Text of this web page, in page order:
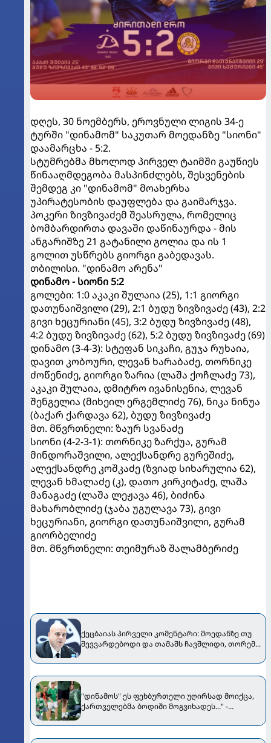
დღეს, 30 ნოემბერს, ეროვნული ლიგის 34-ე
ტურში "დინამომ" საკუთარ მოედანზე "სიონი"
დაამარცხა - 5:2.
სტუმრებმა მხოლოდ პირველ ტაიმში გაუწიეს
წინააღმდეგობა მასპინძლებს, შესვენების
შემდეგ კი "დინამომ" მოახერხა
უპირატესობის დაუფლება და გაიმარჯვა.
პოკერი ზივზივაძემ შეასრულა, რომელიც
ბომბარდირთა დავაში დაწინაურდა - მის
ანგარიშზე 21 გატანილი გოლია და ის 1
გოლით უსწრებს გიორგი გაბედავას.
თბილისი. "დინამო არენა"
დინამო - სიონი 5:2
გოლები: 1:0 აკაკი შულაია (25), 1:1 გიორგი
დათუნაიშვილი (29), 2:1 ბუდუ ზივზივაძე (43), 2:2
გივი ხეცურიანი (45), 3:2 ბუდუ ზივზივაძე (48),
4:2 ბუდუ ზივზივაძე (62), 5:2 ბუდუ ზივზივაძე (69)
დინამო (3-4-3): სტეფან სიკაჩი, გუჯა რუხაია,
დავით კობოური, ლევან ხარაბაძე, თორნიკე
ძოწენიძე, გიორგი ზარია (ლაშა ქოჩლაძე 73),
აკაკი შულაია, დმიტრო ივანისენია, ლევან
შენგელია (მიხეილ ერგემლიძე 76), ნიკა ნინუა
(ბაქარ ქარდავა 62), ბუდუ ზივზივაძე
მთ. მწვრთნელი: ზაურ სვანაძე
სიონი (4-2-3-1): თორნიკე ზარქუა, გურამ
მინდორაშვილი, ალექსანდრე გურეშიძე,
ალექსანდრე კოშკაძე (ზვიად სიხარულია 62),
ლევან ხმალაძე (კ), დათო კირკიტაძე, ლაშა
მანაგაძე (ლაშა ლეჟავა 46), ბიძინა
მახარობლიძე (ჯაბა უგულავა 73), გივი
ხეცურიანი, გიორგი დათუნაიშვილი, გურამ
გიორბელიძე
მთ. მწვრთნელი: თეიმურაზ შალამბერიძე
ქეცბაიას პირველი კომენტარი: მოედანზე თუ
შევვარდებოდი და თამაშს ჩავშლიდი, თორემ...
"დინამოს" ეს ფეხბურთელი უღირსად მოიქცა,
ქართველებმა ბოდიში მოგვიხადეს..." -
ავრცელებს